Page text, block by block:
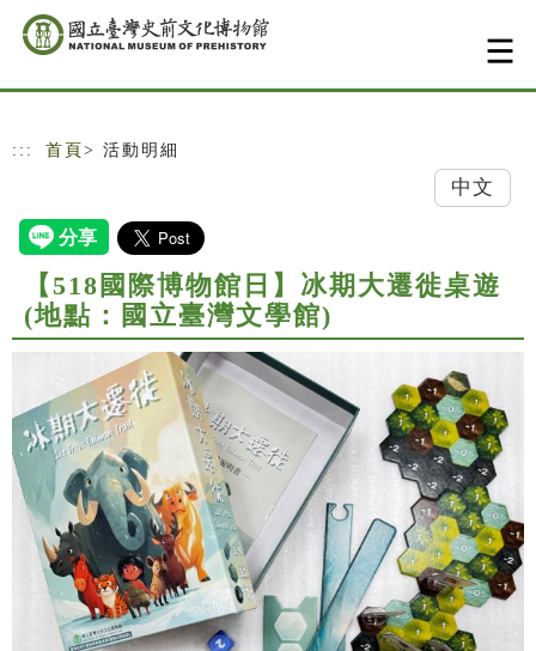
跳到主要內容
網站導覽
::: 首頁 > 活動明細
中文
【518國際博物館日】冰期大遷徙桌遊
(地點：國立臺灣文學館)